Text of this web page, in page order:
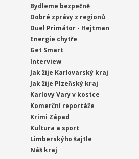
Bydleme bezpečně
Dobré zprávy z regionů
Duel Primátor - Hejtman
Energie chytře
Get Smart
Interview
Jak žije Karlovarský kraj
Jak žije Plzeňský kraj
Karlovy Vary v kostce
Komerční reportáže
Krimi Západ
Kultura a sport
Limberskýho šajtle
Náš kraj